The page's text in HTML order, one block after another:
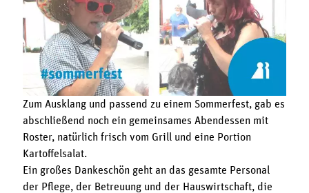
Zum Ausklang und passend zu einem Sommerfest, gab es
abschließend noch ein gemeinsames Abendessen mit
Roster, natürlich frisch vom Grill und eine Portion
Kartoffelsalat.
Ein großes Dankeschön geht an das gesamte Personal
der Pflege, der Betreuung und der Hauswirtschaft, die